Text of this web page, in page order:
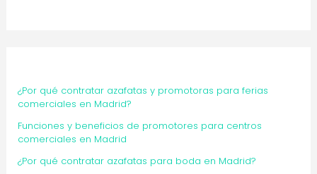
¿Por qué contratar azafatas y promotoras para ferias
comerciales en Madrid?
Funciones y beneficios de promotores para centros
comerciales en Madrid
¿Por qué contratar azafatas para boda en Madrid?